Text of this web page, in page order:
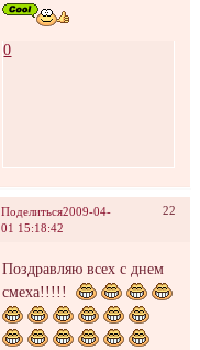
0
Поделиться 22
2009-04-
01 15:18:42
Поздравляю всех с днем
смеха!!!!!